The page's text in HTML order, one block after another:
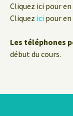
Cliquez ici pour en
Cliquez ici pour en
Les téléphones
début du cours.